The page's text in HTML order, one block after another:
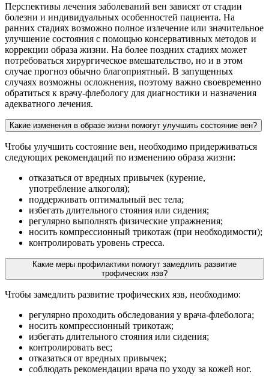
Перспективы лечения заболеваний вен зависят от стадии
болезни и индивидуальных особенностей пациента. На
ранних стадиях возможно полное излечение или значительное
улучшение состояния с помощью консервативных методов и
коррекции образа жизни. На более поздних стадиях может
потребоваться хирургическое вмешательство, но и в этом
случае прогноз обычно благоприятный. В запущенных
случаях возможны осложнения, поэтому важно своевременно
обратиться к врачу-флебологу для диагностики и назначения
адекватного лечения.
Какие изменения в образе жизни помогут улучшить состояние вен?
Чтобы улучшить состояние вен, необходимо придерживаться
следующих рекомендаций по изменению образа жизни:
отказаться от вредных привычек (курение,
употребление алкоголя);
поддерживать оптимальный вес тела;
избегать длительного стояния или сидения;
регулярно выполнять физические упражнения;
носить компрессионный трикотаж (при необходимости);
контролировать уровень стресса.
Какие меры профилактики помогут замедлить развитие
трофических язв?
Чтобы замедлить развитие трофических язв, необходимо:
регулярно проходить обследования у врача-флеболога;
носить компрессионный трикотаж;
избегать длительного стояния или сидения;
контролировать вес;
отказаться от вредных привычек;
соблюдать рекомендации врача по уходу за кожей ног.